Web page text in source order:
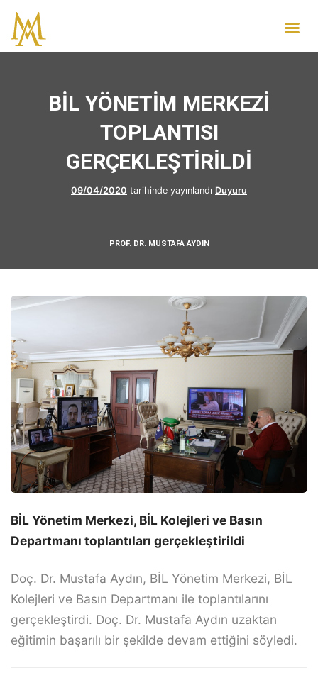
BİL YÖNETİM MERKEZİ
TOPLANTISI
GERÇEKLEŞTİRİLDİ
09/04/2020 tarihinde yayınlandı Duyuru
PROF. DR. MUSTAFA AYDIN
BİL Yönetim Merkezi, BİL Kolejleri ve Basın
Departmanı toplantıları gerçekleştirildi
Doç. Dr. Mustafa Aydın, BİL Yönetim Merkezi, BİL
Kolejleri ve Basın Departmanı ile toplantılarını
gerçekleştirdi. Doç. Dr. Mustafa Aydın uzaktan
eğitimin başarılı bir şekilde devam ettiğini söyledi.